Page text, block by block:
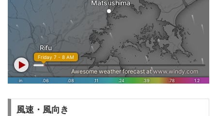
風速・風向き